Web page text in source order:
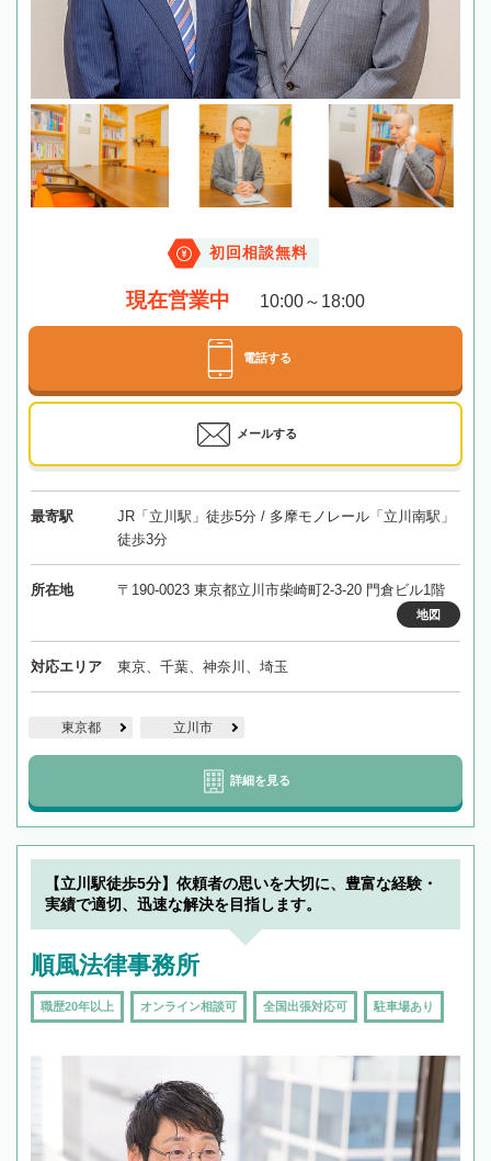
初回相談無料
現在営業中 10:00～18:00
電話する
メールする
最寄駅
JR「立川駅」徒歩5分 / 多摩モノレール「立川南駅」
徒歩3分
所在地 〒190-0023 東京都立川市柴崎町2-3-20 門倉ビル1階
地図
対応エリア 東京、千葉、神奈川、埼玉
東京都 立川市
詳細を見る
【立川駅徒歩5分】依頼者の思いを大切に、豊富な経験・
実績で適切、迅速な解決を目指します。
順風法律事務所
職歴20年以上 オンライン相談可 全国出張対応可 駐車場あり